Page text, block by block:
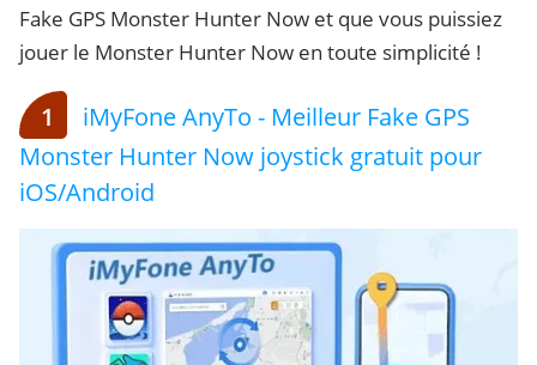
Fake GPS Monster Hunter Now et que vous puissiez
jouer le Monster Hunter Now en toute simplicité !
1
iMyFone AnyTo - Meilleur Fake GPS
Monster Hunter Now joystick gratuit pour
iOS/Android